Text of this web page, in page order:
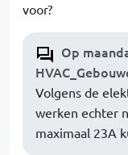
voor?
Op
Volgens de
werken echter
maximaal 23A